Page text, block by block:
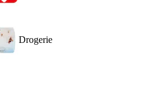
Drogerie